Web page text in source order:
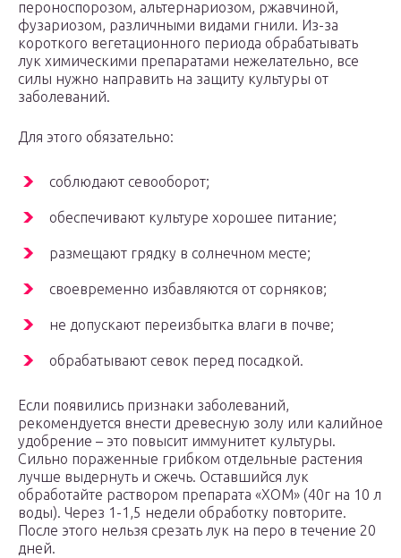
пероноспорозом, альтернариозом, ржавчиной,
фузариозом, различными видами гнили. Из-за
короткого вегетационного периода обрабатывать
лук химическими препаратами нежелательно, все
силы нужно направить на защиту культуры от
заболеваний.
Для этого обязательно:
соблюдают севооборот;
обеспечивают культуре хорошее питание;
размещают грядку в солнечном месте;
своевременно избавляются от сорняков;
не допускают переизбытка влаги в почве;
обрабатывают севок перед посадкой.
Если появились признаки заболеваний,
рекомендуется внести древесную золу или калийное
удобрение – это повысит иммунитет культуры.
Сильно пораженные грибком отдельные растения
лучше выдернуть и сжечь. Оставшийся лук
обработайте раствором препарата «ХОМ» (40г на 10 л
воды). Через 1-1,5 недели обработку повторите.
После этого нельзя срезать лук на перо в течение 20
дней.